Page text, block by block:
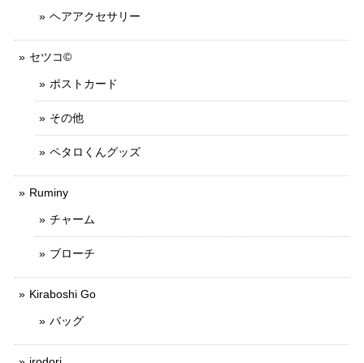
ヘアアクセサリー
セツコ©
ポストカード
その他
ペタロくんグッズ
Ruminy
チャーム
ブローチ
Kiraboshi Go
バッグ